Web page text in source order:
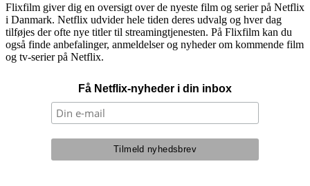
Flixfilm giver dig en oversigt over de nyeste film og serier på Netflix
i Danmark. Netflix udvider hele tiden deres udvalg og hver dag
tilføjes der ofte nye titler til streamingtjenesten. På Flixfilm kan du
også finde anbefalinger, anmeldelser og nyheder om kommende film
og tv-serier på Netflix.
Få Netflix-nyheder i din inbox